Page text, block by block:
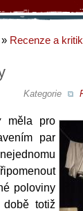
» Recenze a
Kategorie
měla pro
par
poloviny
totiž